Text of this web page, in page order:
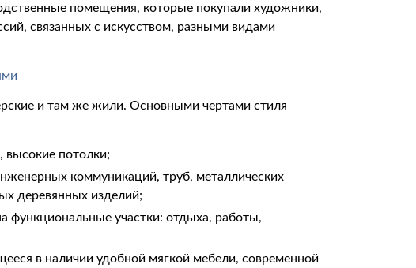
помещения, которые покупали художники,
связанных с искусством, разными видами
и там же жили. Основными чертами стиля
потолки;
коммуникаций, труб, металлических
деревянных изделий;
функциональные участки: отдыха, работы,
в наличии удобной мягкой мебели, современной